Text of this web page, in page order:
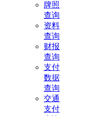
牌照
查询
资料
查询
财报
查询
支付
数据
查询
交通
支付